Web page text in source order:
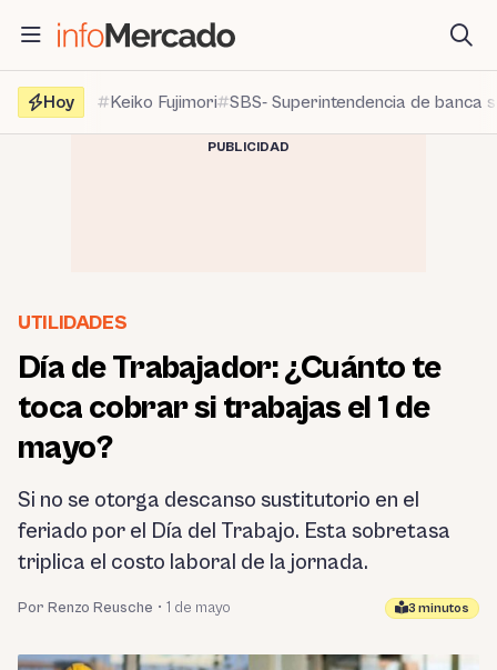
contenido
Hoy
Keiko Fujimori SBS- Superintendencia de banca
PUBLICIDAD
UTILIDADES
Día de Trabajador: ¿Cuánto te
toca cobrar si trabajas el 1 de
mayo?
Si no se otorga descanso sustitutorio en el
feriado por el Día del Trabajo. Esta sobretasa
triplica el costo laboral de la jornada.
Por Renzo Reusche • 1 de mayo 3 minutos